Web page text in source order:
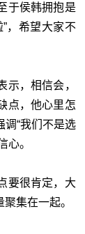
于侯韩拥抱是
，希望大家不
示，相信会，
点，他心里怎
“我们不是选
心。
要很肯定，大
集在一起。